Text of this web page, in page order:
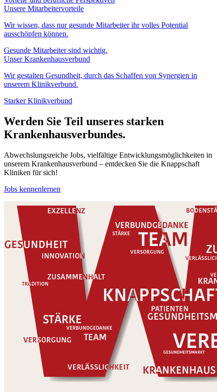
Unsere Mitarbeitervorteile
Wir wissen, dass nur gesunde Mitarbeiter ihr volles Potential
ausschöpfen können.
Gesunde Mitarbeiter sind wichtig.
Unser Krankenhausverbund
Wir gestalten Gesundheit, durch das Schaffen von Synergien in
unserem Klinikverbund.
Starker Klinikverbund
Werden Sie Teil unseres starken
Krankenhausverbundes.
Abwechslungsreiche Jobs, vielfältige Entwicklungsmöglichkeiten in
unserem Krankenhausverbund – entdecken Sie die Knappschaft
Kliniken für sich!
Jobs kennenlernen